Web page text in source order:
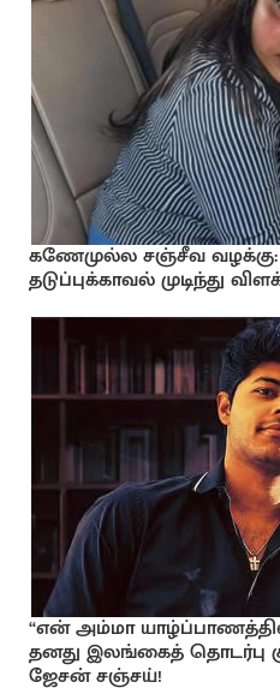
கணேமுல்ல சஞ்சீவ
தடுப்புக்காவல் முடிந்து
“என் அம்மா
தனது இலங்கைத் தொடர்பு
ஜேசன் சஞ்சய்!